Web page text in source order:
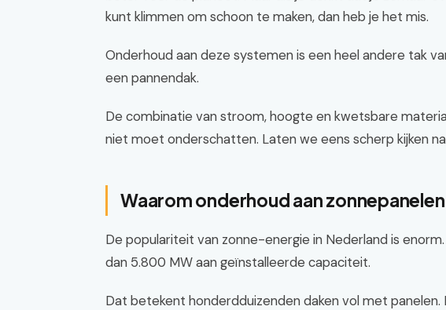
kunt klimmen om schoon te maken, dan heb je het mis.
Onderhoud aan deze systemen is een heel andere tak
een pannendak.
De combinatie van stroom, hoogte en kwetsbare
niet moet onderschatten. Laten we eens scherp kijken
Waarom onderhoud aan
De populariteit van zonne-energie in Nederland is
dan 5.800 MW aan geïnstalleerde capaciteit.
Dat betekent honderdduizenden daken vol met